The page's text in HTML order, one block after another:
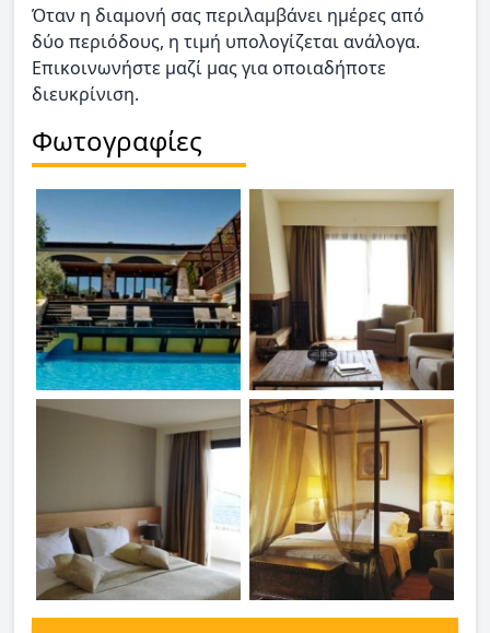
Όταν η διαμονή σας περιλαμβάνει ημέρες από
δύο περιόδους, η τιμή υπολογίζεται ανάλογα.
Επικοινωνήστε μαζί μας για οποιαδήποτε
διευκρίνιση.
Φωτογραφίες